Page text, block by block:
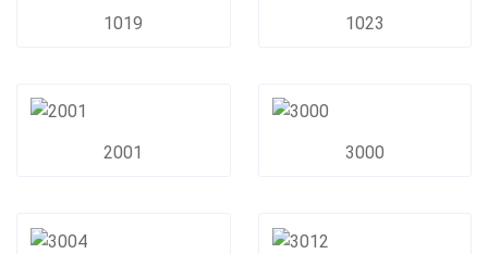
1019 1023
2001 3000